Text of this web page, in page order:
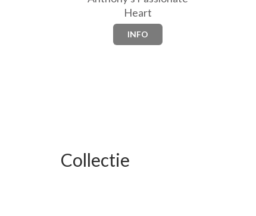
Heart
INFO
Collectie